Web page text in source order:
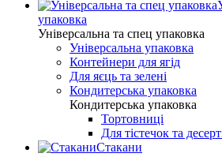
упаковка
Універсальна та спец упаковка
Універсальна упаковка
Контейнери для ягід
Для яєць та зелені
Кондитерська упаковка
Кондитерська упаковка
Тортовниці
Для тістечок та
Стакани